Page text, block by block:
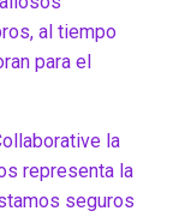
al tiempo
para el
la
representa la
seguros